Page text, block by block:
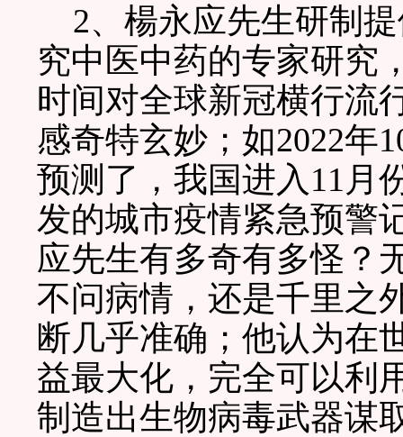
2、楊永应先生研制提
究中医中药的专家研究
时间对全球新冠横行流
感奇特玄妙；如2022年
预测了，我国进入11月
发的城市疫情紧急预警
应先生有多奇有多怪？
不问病情，还是千里之
断几乎准确；他认为在
益最大化，完全可以利
制造出生物病毒武器谋